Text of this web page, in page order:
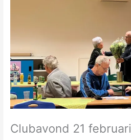
Clubavond 21 februari